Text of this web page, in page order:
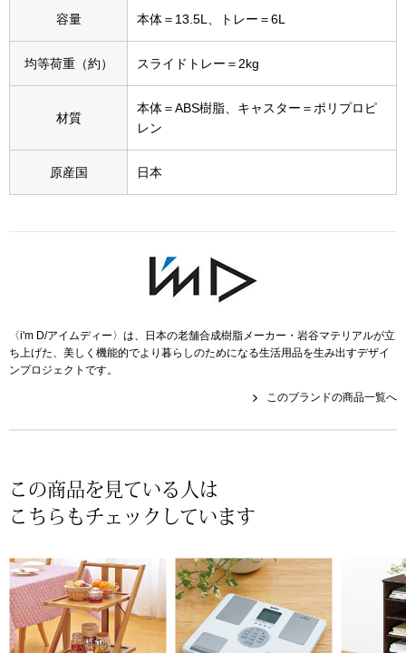
アクセサリー
Miss Kyouko／ミスキョウコ
その他
シューズ
サンダル
その他
革小物
ポーチ
容量 本体＝13.5L、トレー＝6L
均等荷重（約） スライドトレー＝2kg
材質
本体＝ABS樹脂、キャスター＝ポリプロピ
レン
原産国 日本
〈i'm D/アイムディー〉は、日本の老舗合成樹脂メーカー・岩谷マテリアルが立
ち上げた、美しく機能的でより暮らしのためになる生活用品を生み出すデザイ
ンプロジェクトです。
このブランドの商品一覧へ
この商品を見ている人は
こちらもチェックしています